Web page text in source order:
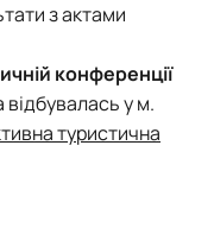
з актами
конференції
відбувалась у м.
туристична